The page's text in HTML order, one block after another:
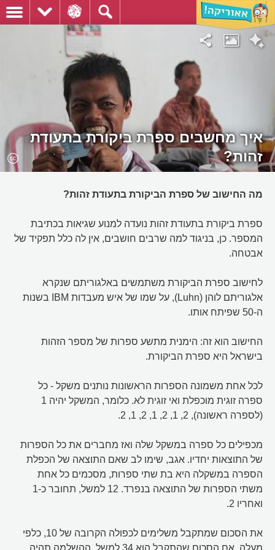
איך מחשבים ספרת ביקורת בתעודת
זהות?
מה החישוב של ספרת הביקורת בתעודת זהות?
ספרת ביקורת בתעודת זהות נועדה למנוע שגיאות בכתיבת
המספר. כן, בניגוד למה שרבים חושבים, אין לה כלל תפקיד של
אבטחה.
לחישוב ספרת הביקורת משתמשים באלגוריתם שנקרא
אלגוריתם לוהן (Luhn), על שמו של איש מעבדות IBM בשנות
ה-50 שפיתח אותו.
החישוב הוא זה: הימנית מתשע ספרות של מספר הזהות
בישראל היא ספרת הביקורת.
לכל אחת משמונה הספרות הראשונות נותנים משקל - כל
ספרה זוגית מוכפלת ואי זוגית לא. כלומר, המשקל יהיה 1
(לספרה ראשונה), 2, 1, 2, 1, 2, 1, 2.
מכפילים כל ספרה במשקל שלה ואז מחברים את כל הספרות
של התוצאות יחדיו. אגב, שימו לב שאם התוצאה של הכפלת
הספרה במשקלה היא בת שתי ספרות, מסכמים כל אחת
משתי הספרות של התוצאה בנפרד. 12 למשל, תחובר כ-1
ואחריו 2.
את הסכום שמתקבל משלימים לכפולה הקרובה של 10, כלפי
מעלה. אם הסכום שהתקבל הוא 34 למשל, ההשלמה תהיה